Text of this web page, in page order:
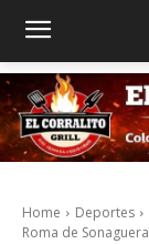
Home Deportes
Roma de Sonaguera